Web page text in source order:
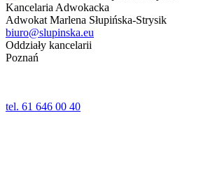
Kancelaria Adwokacka
Adwokat Marlena Słupińska-Strysik
biuro@slupinska.eu
Oddziały kancelarii
Poznań
tel. 61 646 00 40